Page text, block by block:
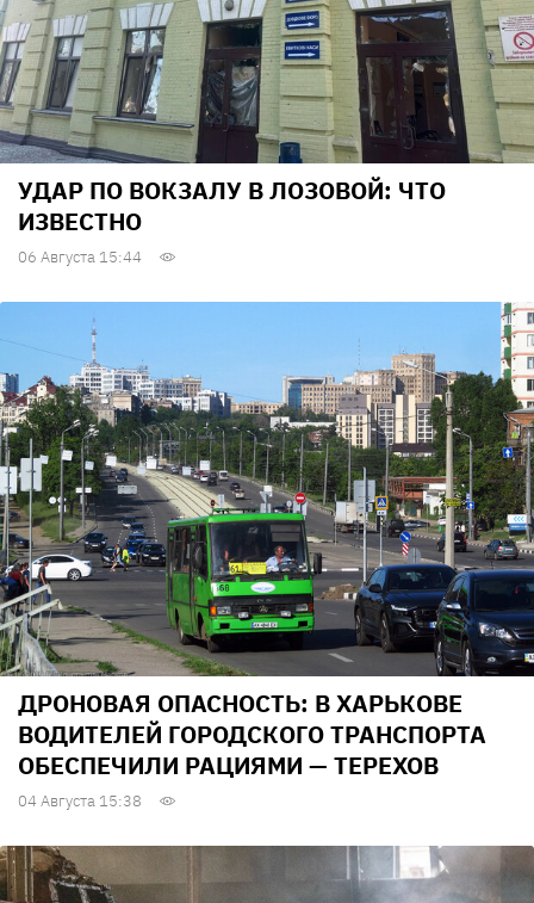
УДАР ПО ВОКЗАЛУ В ЛОЗОВОЙ: ЧТО
ИЗВЕСТНО
06 Августа 15:44
ДРОНОВАЯ ОПАСНОСТЬ: В ХАРЬКОВЕ
ВОДИТЕЛЕЙ ГОРОДСКОГО ТРАНСПОРТА
ОБЕСПЕЧИЛИ РАЦИЯМИ — ТЕРЕХОВ
04 Августа 15:38